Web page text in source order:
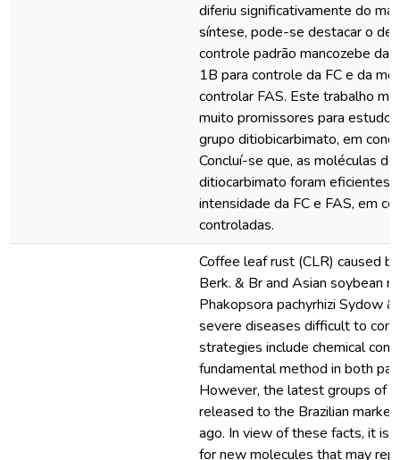
diferiu significativamente do
síntese, pode-se destacar o
controle padrão mancozebe
1B para controle da FC e da
controlar FAS. Este trabalho
muito promissores para
grupo ditiobicarbimato, em
Concluí-se que, as moléculas
ditiocarbimato foram eficientes
intensidade da FC e FAS, em
controladas.
Coffee leaf rust (CLR) caused
Berk. & Br and Asian soybean
Phakopsora pachyrhizi Sydow
severe diseases difficult to
strategies include chemical
fundamental method in both
However, the latest groups of
released to the Brazilian
ago. In view of these facts, it is
for new molecules that may